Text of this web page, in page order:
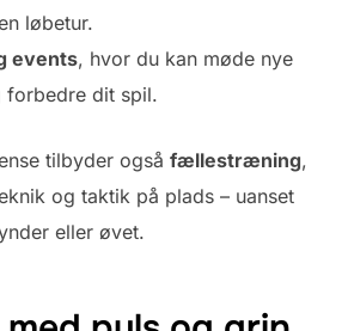
løbetur.
events, hvor du kan møde nye
forbedre dit spil.
tilbyder også fællestræning,
og taktik på plads – uanset
eller øvet.